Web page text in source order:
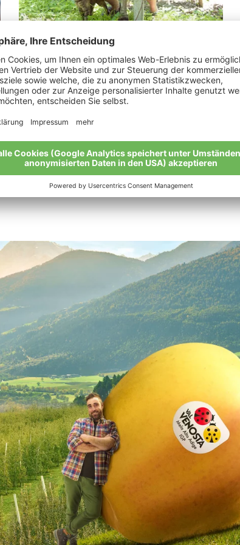
Schönweger Markus
“Wir verdanken alles der Natur.”
Meine Geschichte
Alle Bio-Bauern im Überblick